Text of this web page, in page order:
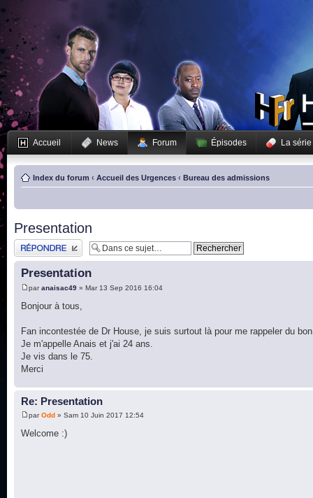
Accueil News Forum Épisodes La série
Index du forum ‹ Accueil des Urgences ‹ Bureau des admissions
Presentation
Publier une réponse
Presentation
paranaisac49 » Mar 13 Sep 2016 16:04
Bonjour à tous,
Fan incontestée de Dr House, je suis surtout là pour me rappeler du
Je m'appelle Anais et j'ai 24 ans.
Je vis dans le 75.
Merci
Re: Presentation
parOdd » Sam 10 Juin 2017 12:54
Welcome :)